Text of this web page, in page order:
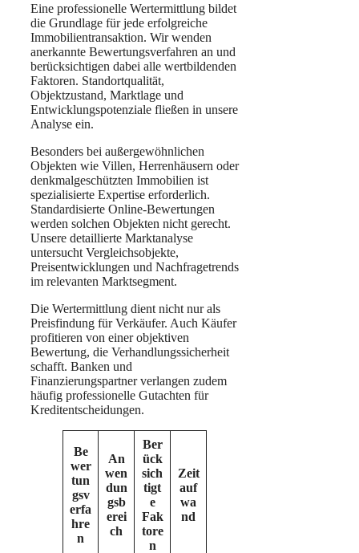
Eine professionelle Wertermittlung bildet
die Grundlage für jede erfolgreiche
Immobilientransaktion. Wir wenden
anerkannte Bewertungsverfahren an und
berücksichtigen dabei alle wertbildenden
Faktoren. Standortqualität,
Objektzustand, Marktlage und
Entwicklungspotenziale fließen in unsere
Analyse ein.
Besonders bei außergewöhnlichen
Objekten wie Villen, Herrenhäusern oder
denkmalgeschützten Immobilien ist
spezialisierte Expertise erforderlich.
Standardisierte Online-Bewertungen
werden solchen Objekten nicht gerecht.
Unsere detaillierte Marktanalyse
untersucht Vergleichsobjekte,
Preisentwicklungen und Nachfragetrends
im relevanten Marktsegment.
Die Wertermittlung dient nicht nur als
Preisfindung für Verkäufer. Auch Käufer
profitieren von einer objektiven
Bewertung, die Verhandlungssicherheit
schafft. Banken und
Finanzierungspartner verlangen zudem
häufig professionelle Gutachten für
Kreditentscheidungen.
Be
wer
tun
gsv
erfa
hre
n
An
wen
dun
gsb
erei
ch
Ber
ück
sich
tigt
e
Fak
tore
n
Zeit
auf
wa
nd